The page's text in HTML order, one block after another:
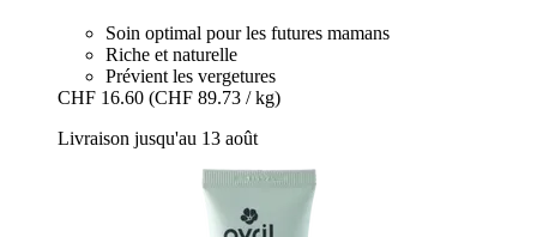
Soin optimal pour les futures mamans
Riche et naturelle
Prévient les vergetures
CHF 16.60 (CHF 89.73 / kg)
Livraison jusqu'au 13 août